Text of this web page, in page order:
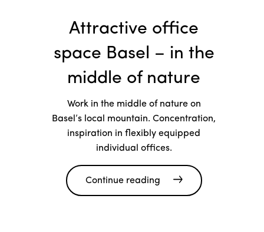
Attractive office
space Basel – in the
middle of nature
Work in the middle of nature on
Basel’s local mountain. Concentration,
inspiration in flexibly equipped
individual offices.
Continue reading